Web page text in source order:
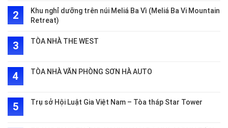
Khu nghỉ dưỡng trên núi Meliá Ba Vì (Meliá Ba Vi Mountain
Retreat)
TÒA NHÀ THE WEST
TÒA NHÀ VĂN PHÒNG SƠN HÀ AUTO
Trụ sở Hội Luật Gia Việt Nam – Tòa tháp Star Tower